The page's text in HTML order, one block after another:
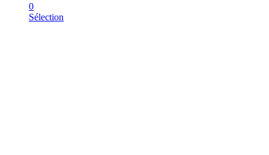
0
Sélection